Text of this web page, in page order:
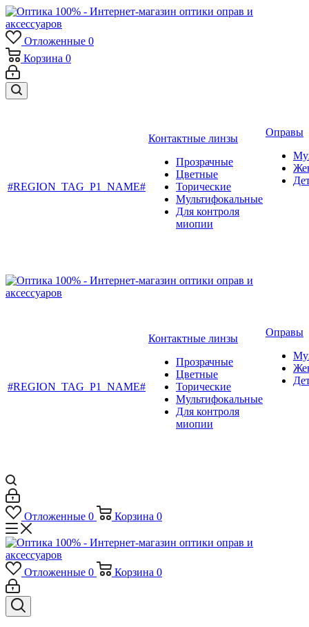
Отложенные 0
Корзина 0
#REGION_TAG_P1_NAME#
Контактные линзы
Прозрачные
Цветные
Торические
Мультифокальные
Для контроля
миопии
Оправы
#REGION_TAG_P1_NAME#
Контактные линзы
Прозрачные
Цветные
Торические
Мультифокальные
Для контроля
миопии
Оправы
Отложенные 0 Корзина 0
Отложенные 0 Корзина 0